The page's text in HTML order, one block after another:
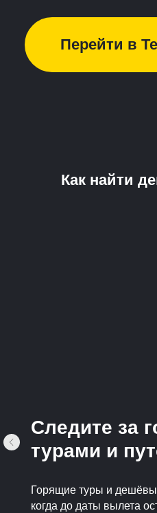
Перейти в
Как найти
Следите за
турами и
Горящие туры и
когда до даты вылета